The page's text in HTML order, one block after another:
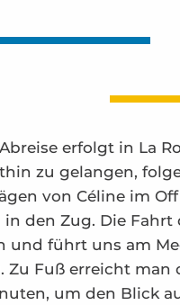
erfolgt in La
zu gelangen,
von Céline im
den Zug. Die Fahrt
und führt uns am
Zu Fuß erreicht man
um den Blick